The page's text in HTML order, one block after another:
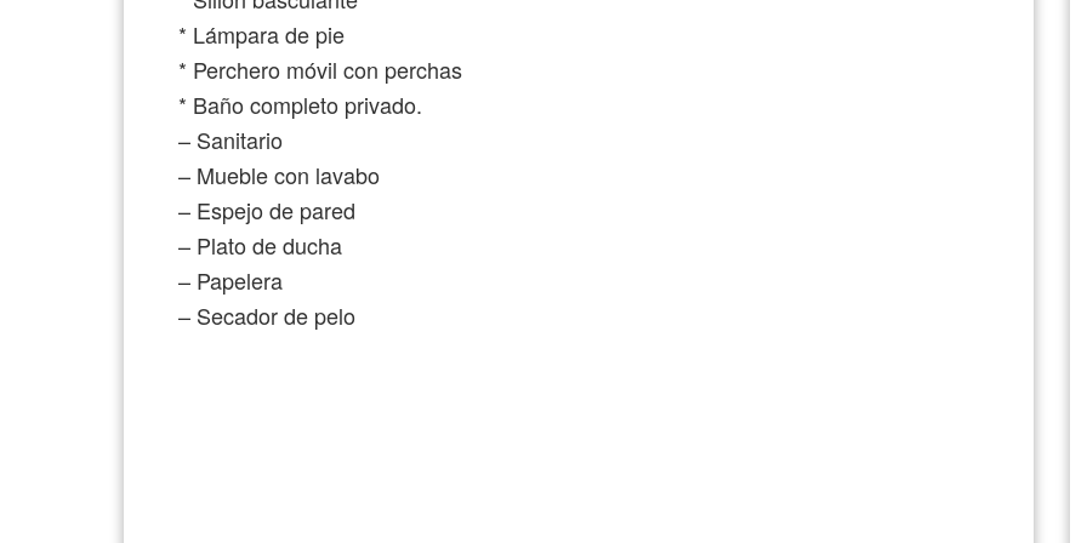
* Lámpara de pie
* Perchero móvil con perchas
* Baño completo privado.
– Sanitario
– Mueble con lavabo
– Espejo de pared
– Plato de ducha
– Papelera
– Secador de pelo